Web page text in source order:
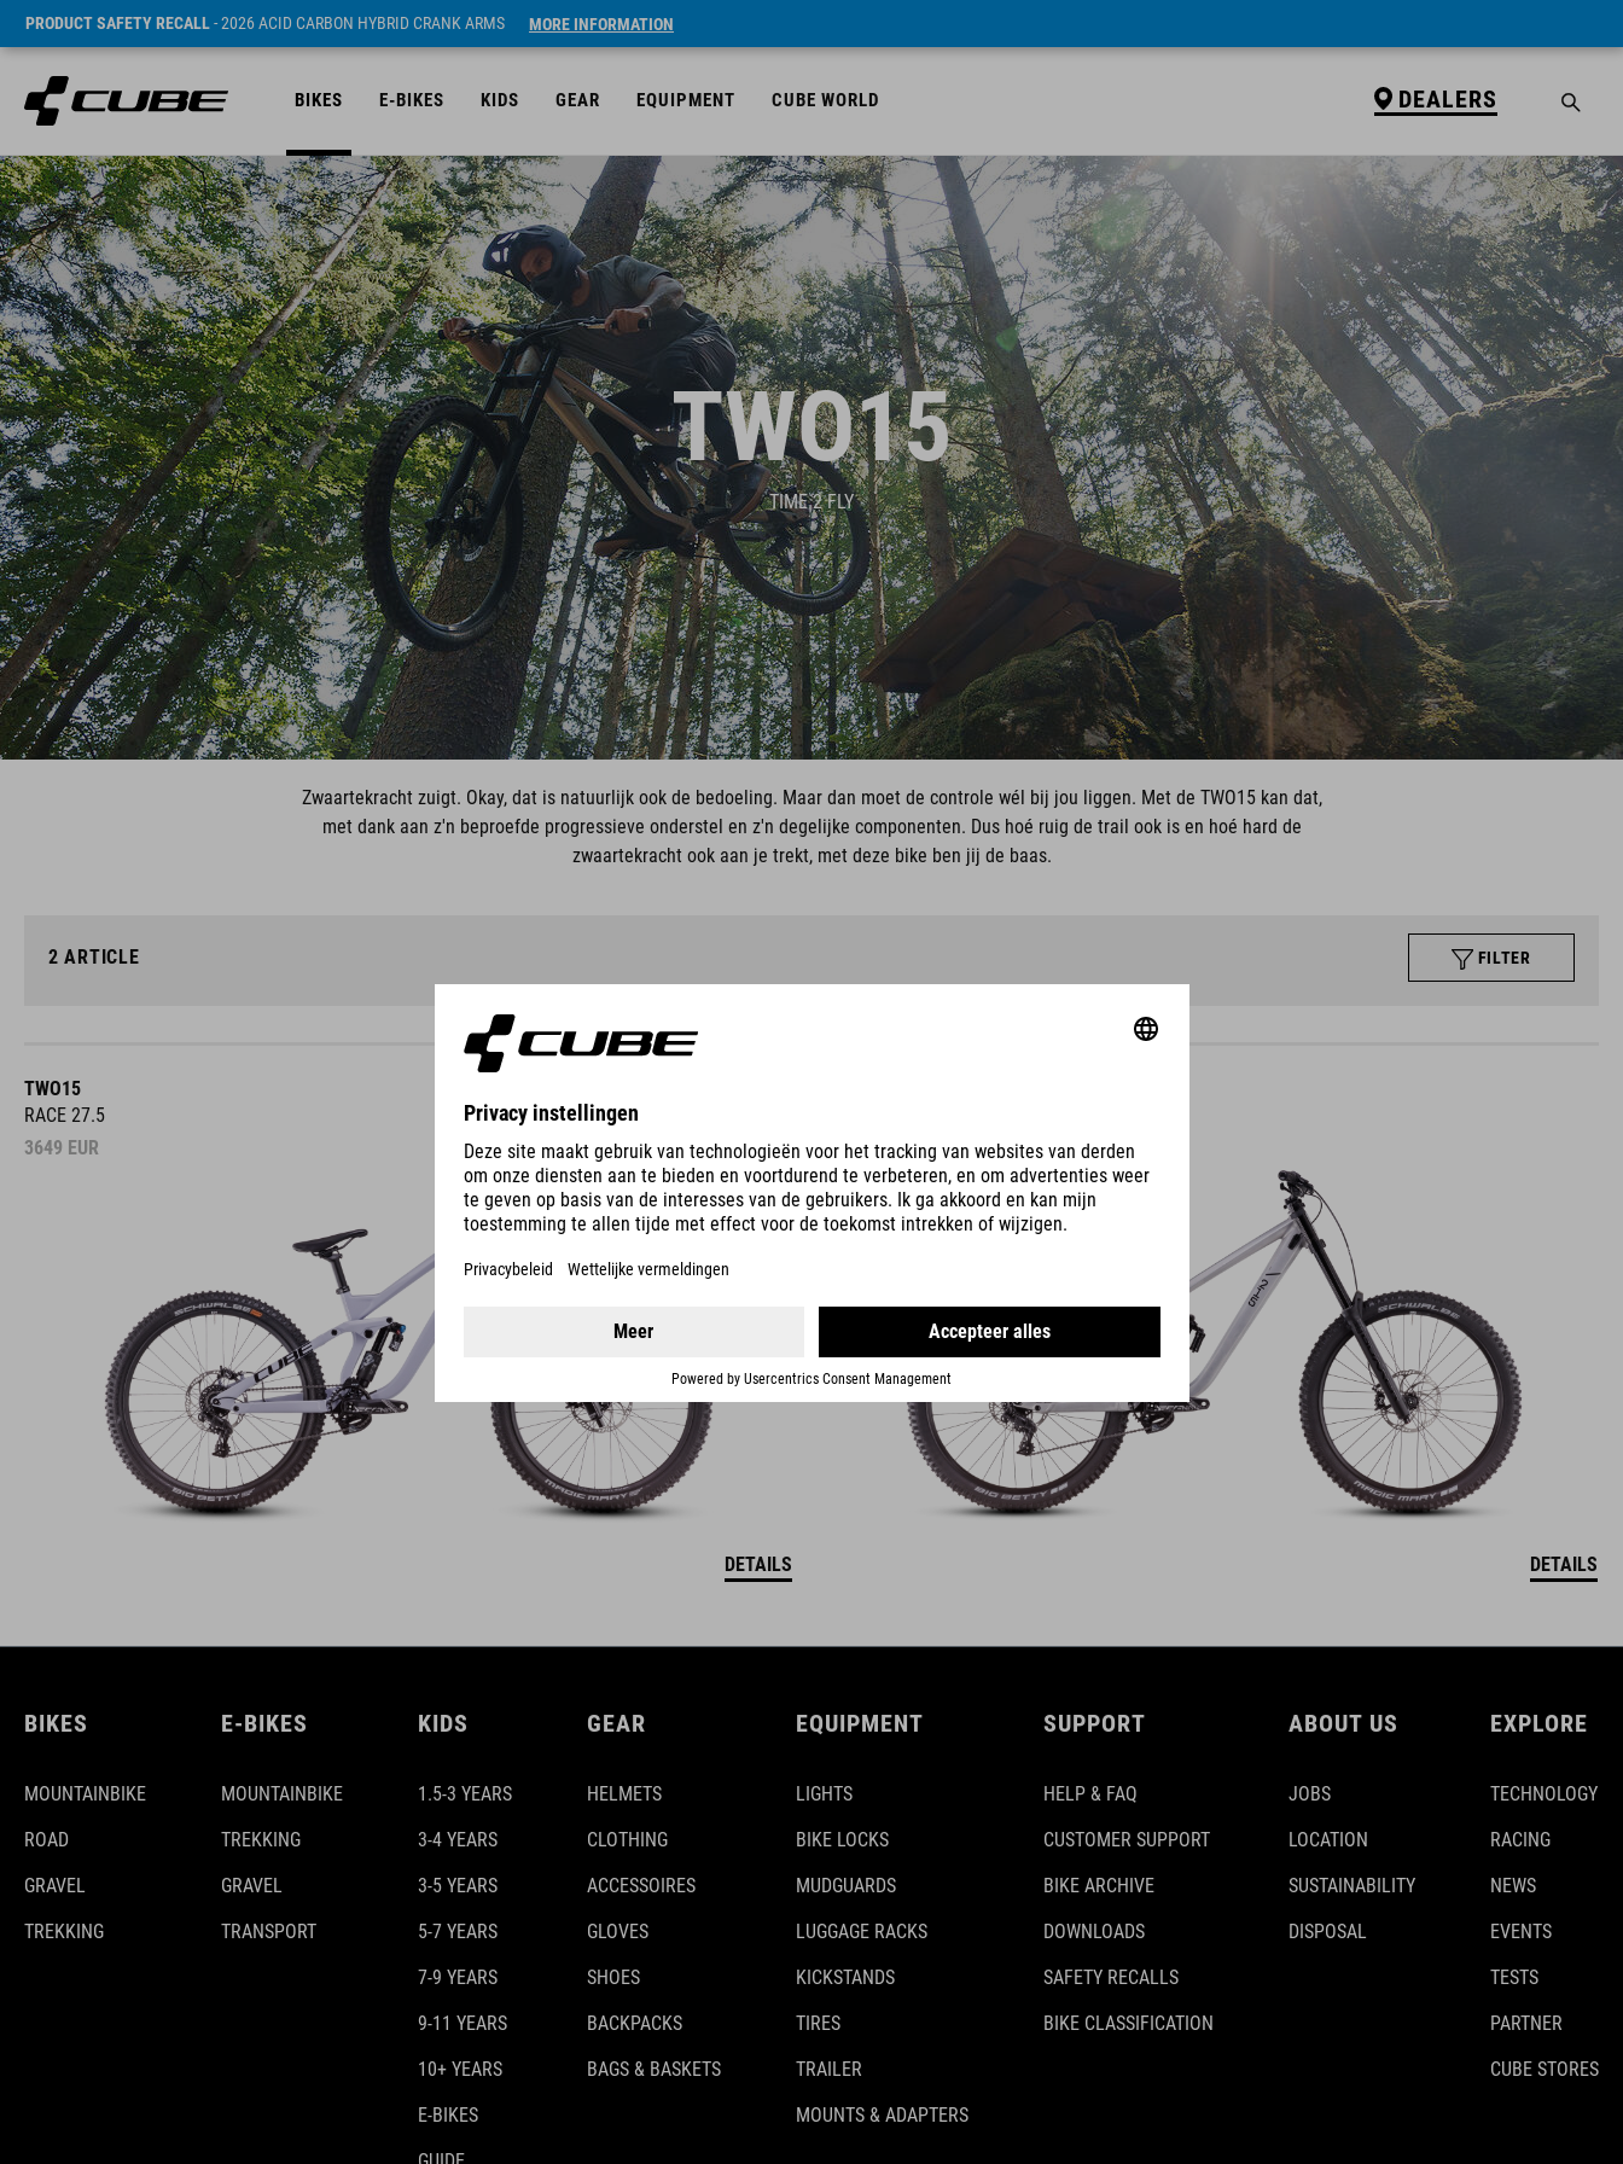
PRODUCT SAFETY RECALL- 2026 ACID CARBON HYBRID CRANK ARMS MORE INFORMATION
BIKES E-BIKES KIDS GEAR EQUIPMENT CUBE WORLD DEALERS
TWO15
TIME 2 FLY
Zwaartekracht zuigt. Okay, dat is natuurlijk ook de bedoeling. Maar dan moet de controle wél bij jou liggen. Met de TWO15 kan dat,
met dank aan z'n beproefde progressieve onderstel en z'n degelijke componenten. Dus hoé ruig de trail ook is en hoé hard de
zwaartekracht ook aan je trekt, met deze bike ben jij de baas.
2 ARTICLE FILTER
TWO15
RACE 27.5
3649 EUR
DETAILS
3149 EUR
DETAILS
BIKES
MOUNTAINBIKE
ROAD
GRAVEL
TREKKING
E-BIKES
MOUNTAINBIKE
TREKKING
GRAVEL
TRANSPORT
KIDS
1.5-3 YEARS
3-4 YEARS
3-5 YEARS
5-7 YEARS
7-9 YEARS
9-11 YEARS
10+ YEARS
E-BIKES
GEAR
HELMETS
CLOTHING
ACCESSOIRES
GLOVES
SHOES
BACKPACKS
BAGS & BASKETS
EQUIPMENT
LIGHTS
BIKE LOCKS
MUDGUARDS
LUGGAGE RACKS
KICKSTANDS
TIRES
TRAILER
MOUNTS & ADAPTERS
SUPPORT
HELP & FAQ
CUSTOMER SUPPORT
BIKE ARCHIVE
DOWNLOADS
SAFETY RECALLS
BIKE CLASSIFICATION
ABOUT US
JOBS
LOCATION
SUSTAINABILITY
DISPOSAL
EXPLORE
TECHNOLOGY
RACING
NEWS
EVENTS
TESTS
PARTNER
CUBE STORES